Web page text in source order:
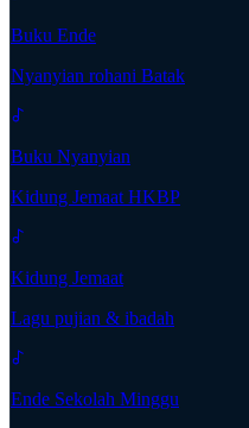
Buku Ende
Nyanyian rohani Batak
Buku Nyanyian
Kidung Jemaat HKBP
Kidung Jemaat
Lagu pujian & ibadah
Ende Sekolah Minggu